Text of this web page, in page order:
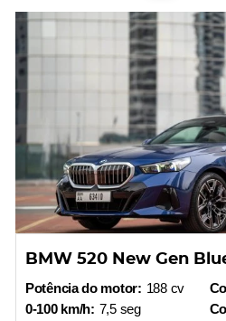
BMW 520 New Gen
Potência do motor: 188 cv
0-100 km/h: 7,5 seg